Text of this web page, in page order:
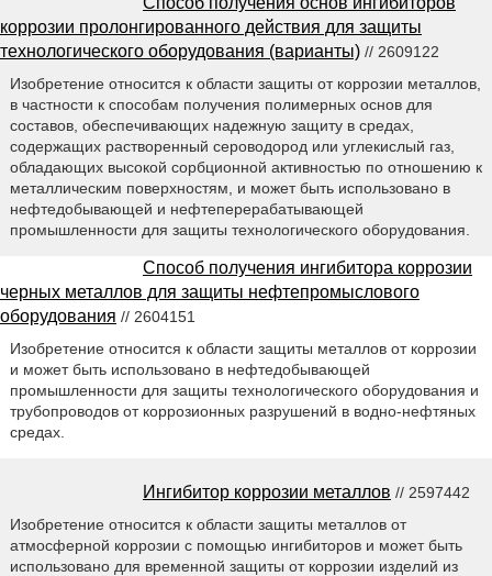
коррозии пролонгированного действия для защиты
технологического оборудования (варианты) // 2609122
Изобретение относится к области защиты от коррозии металлов,
в частности к способам получения полимерных основ для
составов, обеспечивающих надежную защиту в средах,
содержащих растворенный сероводород или углекислый газ,
обладающих высокой сорбционной активностью по отношению к
металлическим поверхностям, и может быть использовано в
нефтедобывающей и нефтеперерабатывающей
промышленности для защиты технологического оборудования.
Способ получения ингибитора коррозии
черных металлов для защиты нефтепромыслового
оборудования // 2604151
Изобретение относится к области защиты металлов от коррозии
и может быть использовано в нефтедобывающей
промышленности для защиты технологического оборудования и
трубопроводов от коррозионных разрушений в водно-нефтяных
средах.
Ингибитор коррозии металлов // 2597442
Изобретение относится к области защиты металлов от
атмосферной коррозии с помощью ингибиторов и может быть
использовано для временной защиты от коррозии изделий из